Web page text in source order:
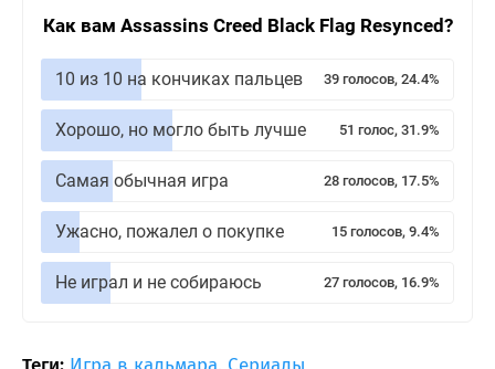
Как вам Assassins Creed Black Flag Resynced?
10 из 10 на кончиках пальцев 39 голосов, 24.4%
Хорошо, но могло быть лучше 51 голос, 31.9%
Самая обычная игра 28 голосов, 17.5%
Ужасно, пожалел о покупке 15 голосов, 9.4%
Не играл и не собираюсь 27 голосов, 16.9%